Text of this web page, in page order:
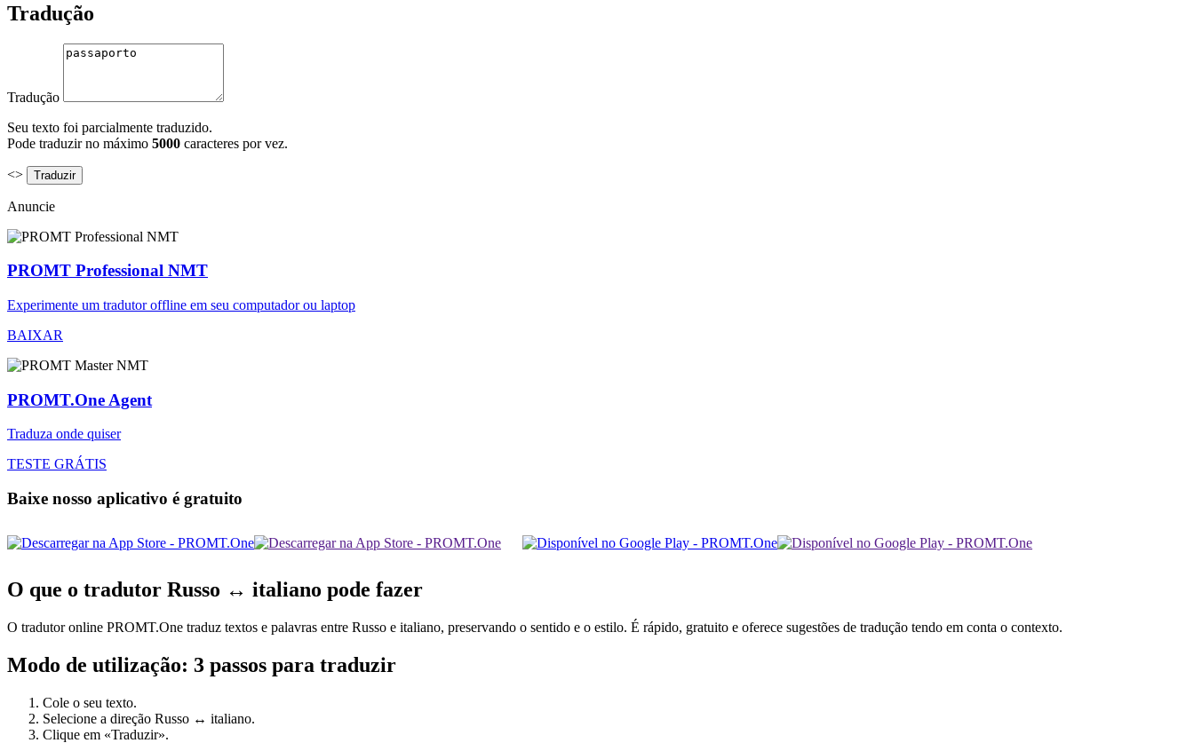
Tradução
Tradução
Seu texto foi parcialmente traduzido.
Pode traduzir no máximo 5000 caracteres por vez.
<>
Anuncie
PROMT Professional NMT
Experimente um tradutor offline em seu computador ou laptop
BAIXAR
PROMT.One Agent
Traduza onde quiser
TESTE GRÁTIS
Baixe nosso aplicativo é gratuito
O que o tradutor Russo ↔ italiano pode fazer
O tradutor online PROMT.One traduz textos e palavras entre Russo e italiano, preservando o sentido e o estilo. É rápido, gratuito e oferece sugestões de tradução tendo em conta o contexto.
Modo de utilização: 3 passos para traduzir
Cole o seu texto.
Selecione a direção Russo ↔ italiano.
Clique em «Traduzir».